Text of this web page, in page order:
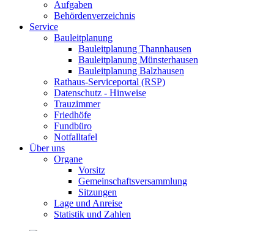
Aufgaben
Behördenverzeichnis
Service
Bauleitplanung
Bauleitplanung Thannhausen
Bauleitplanung Münsterhausen
Bauleitplanung Balzhausen
Rathaus-Serviceportal (RSP)
Datenschutz - Hinweise
Trauzimmer
Friedhöfe
Fundbüro
Notfalltafel
Über uns
Organe
Vorsitz
Gemeinschaftsversammlung
Sitzungen
Lage und Anreise
Statistik und Zahlen